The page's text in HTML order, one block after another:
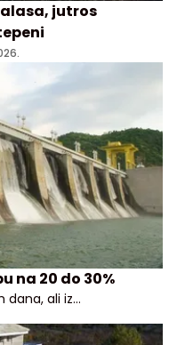
jutros
na 20 do 30%
dana, ali iz
i privreda